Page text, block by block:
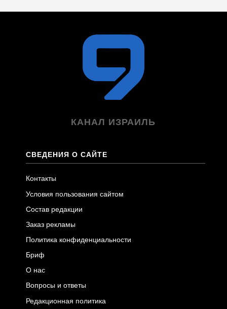
КАНАЛ ИЗРАИЛЬ
СВЕДЕНИЯ О САЙТЕ
Контакты
Условия пользования сайтом
Состав редакции
Заказ рекламы
Политика конфиденциальности
Бриф
О нас
Вопросы и ответы
Редакционная политика